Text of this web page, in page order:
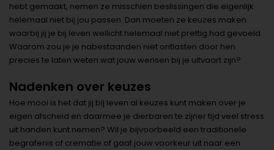
hebt gemaakt, nemen ze misschien beslissingen die eigenlijk
helemaal niet bij jou passen. Dan moeten ze keuzes maken
waarbij jij je bij leven wellicht helemaal niet prettig had gevoeld.
Waarom zou je je nabestaanden niet ontlasten door hen
precies te laten weten wat jouw wensen bij je uitvaart zijn?
Nadenken over keuzes
Hoe mooi is het dat jij bij leven al keuzes kunt maken over je
eigen afscheid en daarmee je dierbaren te zijner tijd veel stress
uit handen kunt nemen? Wil je bijvoorbeeld een traditionele
begrafenis of crematie of gaat jouw voorkeur uit naar een